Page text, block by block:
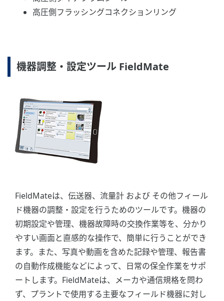
高圧側フラッシングコネクションリング
機器調整・設定ツール FieldMate
FieldMateは、伝送器、流量計 および その他フィール
ド機器の調整・設定を行うためのツールです。機器の
初期設定や管理、機器故障時の交換作業等を、分かり
やすい画面と直感的な操作で、簡単に行うことができ
ます。また、写真や動画を含めた記録や管理、報告書
の自動作成機能などによって、日常の保全作業をサポ
ートします。FieldMateは、メーカや通信規格を問わ
ず、プラントで使用する主要なフィールド機器に対し